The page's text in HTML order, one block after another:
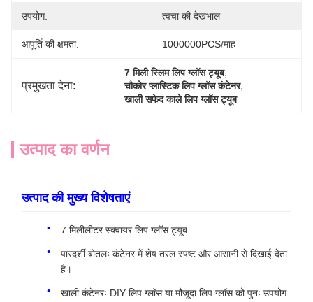
उपयोग: त्वचा की देखभाल
आपूर्ति की क्षमता: 1000000PCS/माह
प्रमुखता देना:
7 मिली स्लिम लिप ग्लॉस ट्यूब,
चौकोर प्लास्टिक लिप ग्लॉस कंटेनर,
खाली सफेद काले लिप ग्लॉस ट्यूब
उत्पाद का वर्णन
उत्पाद की मुख्य विशेषताएं
7 मिलीलीटर स्क्वायर लिप ग्लॉस ट्यूब
पारदर्शी बोतलः कंटेनर में शेष तरल स्पष्ट और आसानी से दिखाई देता
है।
खाली कंटेनरः DIY लिप ग्लॉस या मौजूदा लिप ग्लॉस को पुनः उपयोग